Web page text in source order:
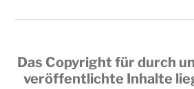
Das Copyright für durch
veröffentlichte Inhalte